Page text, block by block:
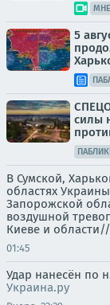
5
силы
В Сумской,
областях
Запорожской
воздушной
Киеве и области//
01:45
Удар нанесён по
Украина.ру